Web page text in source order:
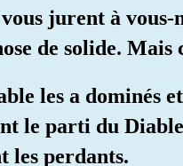
jurent à vous-
de solide. Mais
les a dominés
le parti du
les perdants.